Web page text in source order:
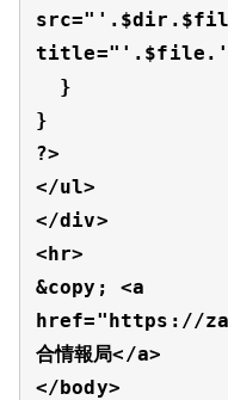
}
?>
</ul>
</div>
<hr>
&copy; <a
href="https://
合情報局</a>
</body>